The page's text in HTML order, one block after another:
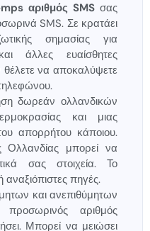
αριθμός SMSσας
SMS. Σε κρατάει
σημασίας για
άλλες ευαίσθητες
να αποκαλύψετε
δωρεάν ολλανδικών
και μιας
απορρήτου κάποιου.
Ολλανδίας μπορεί να
σας στοιχεία. Το
πηγές.
και ανεπιθύμητων
αριθμός
Μπορεί να μειώσει